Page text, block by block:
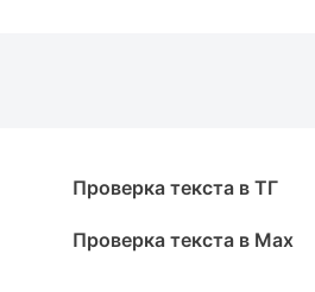
Проверка текста в ТГ
Проверка текста в Max